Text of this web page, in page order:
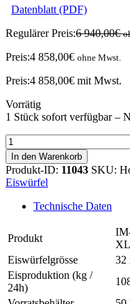
Datenblatt (PDF)
Regulärer Preis:6 940,00€
Preis:4 858,00€ ohne Mwst.
Preis:4 858,00€ mit Mwst.
Vorrätig
1 Stück sofort verfügbar –
Hoshizaki
IM-
130PE-
F-
32
Menge
In den Warenkorb
Produkt-ID: 11043 SKU:
Eiswürfel
Technische Daten
Produkt
Eiswürfelgrösse
32
Eisproduktion (kg /
24h)